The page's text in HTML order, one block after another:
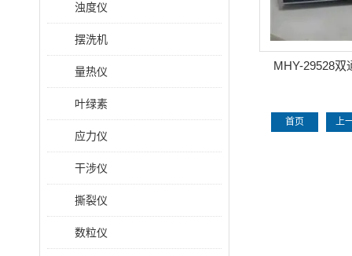
浊度仪
摆洗机
量热仪
叶绿素
应力仪
干涉仪
撕裂仪
数粒仪
MHY-29528双
首页 上